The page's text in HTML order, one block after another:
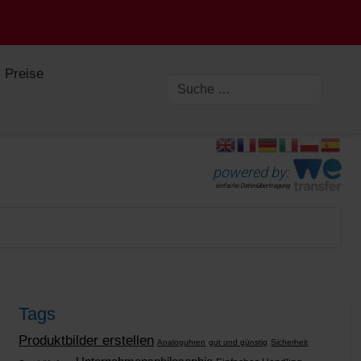
Preise
powered by:
einfache Datenübertragung
Tags
Produktbilder erstellen Analoguhren gut und günstig Sicherheit